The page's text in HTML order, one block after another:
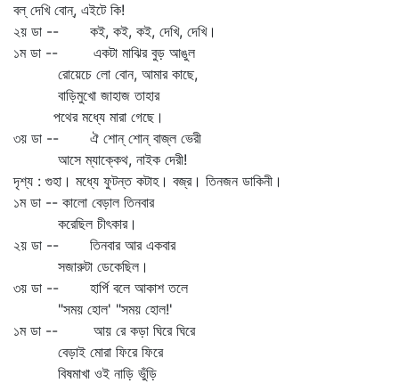
বল্‌ দেখি বোন্‌, এইটে কি!
২য় ডা -- কই, কই, কই, দেখি, দেখি।
১ম ডা -- একটা মাঝির বুড় আঙুল
রোয়েচে লো বোন, আমার কাছে,
বাড়িমুখো জাহাজ তাহার
পথের মধ্যে মারা গেছে।
৩য় ডা -- ঐ শোন্‌ শোন্‌ বাজ্‌ল ভেরী
আসে ম্যাক্কেথ, নাইক দেরী!
দৃশ্য : গুহা। মধ্যে ফুটন্ত কটাহ। বজ্র। তিনজন ডাকিনী।
১ম ডা -- কালো বেড়াল তিনবার
করেছিল চীৎকার।
২য় ডা -- তিনবার আর একবার
সজারুটা ডেকেছিল।
৩য় ডা -- হার্পি বলে আকাশ তলে
"সময় হোল' "সময় হোল!'
১ম ডা -- আয় রে কড়া ঘিরে ঘিরে
বেড়াই মোরা ফিরে ফিরে
বিষমাখা ওই নাড়ি ভুঁড়ি